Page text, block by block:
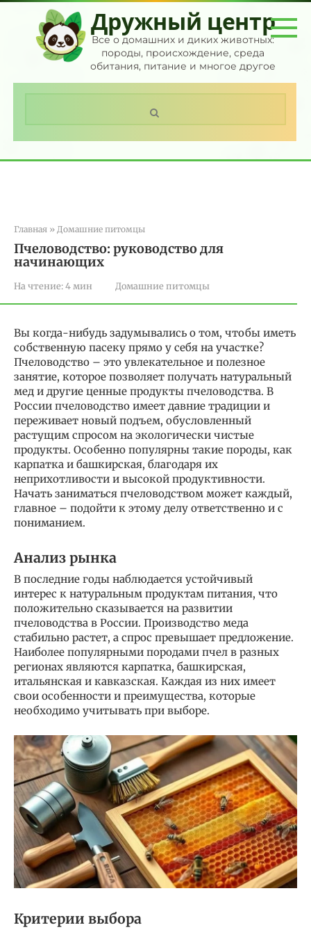
Перейти
контенту
Дружный центр
Все о домашних и диких животных:
породы, происхождение, среда
обитания, питание и многое другое
Главная » Домашние питомцы
Пчеловодство: руководство для
начинающих
На чтение:4 мин Домашние питомцы
Вы когда-нибудь задумывались о том, чтобы иметь
собственную пасеку прямо у себя на участке?
Пчеловодство – это увлекательное и полезное
занятие, которое позволяет получать натуральный
мед и другие ценные продукты пчеловодства. В
России пчеловодство имеет давние традиции и
переживает новый подъем, обусловленный
растущим спросом на экологически чистые
продукты. Особенно популярны такие породы, как
карпатка и башкирская, благодаря их
неприхотливости и высокой продуктивности.
Начать заниматься пчеловодством может каждый,
главное – подойти к этому делу ответственно и с
пониманием.
Анализ рынка
В последние годы наблюдается устойчивый
интерес к натуральным продуктам питания, что
положительно сказывается на развитии
пчеловодства в России. Производство меда
стабильно растет, а спрос превышает предложение.
Наиболее популярными породами пчел в разных
регионах являются карпатка, башкирская,
итальянская и кавказская. Каждая из них имеет
свои особенности и преимущества, которые
необходимо учитывать при выборе.
Критерии выбора